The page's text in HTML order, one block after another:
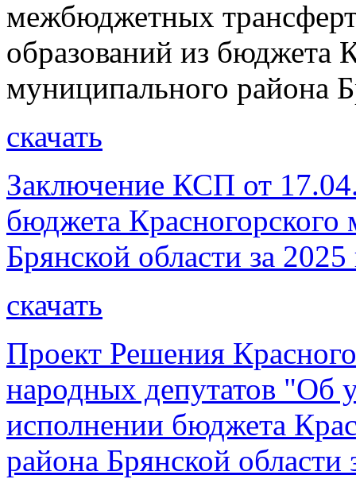
межбюджетных
образований из бюджета
муниципального района
скачать
Заключение КСП от
бюджета
Брянской области за 2025
скачать
Проект Решения
народных депутатов "Об
исполнении бюджета
района Брянской области